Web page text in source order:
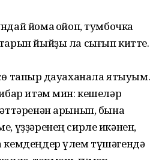
йомаҡ ҡойоп, тумбочка
йыйҙы ла сығып китте.
тапҡыр дауаханала ятыуым.
итәм мин: кешеләр
арынып, бына
үҙҙәренең сирле икәнен,
кемдеңдер үлем түшәгендә